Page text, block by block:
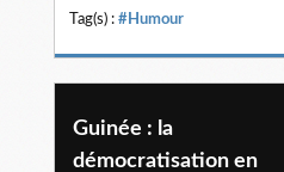
Tag(s) : #Humour
Guinée : la
démocratisation en